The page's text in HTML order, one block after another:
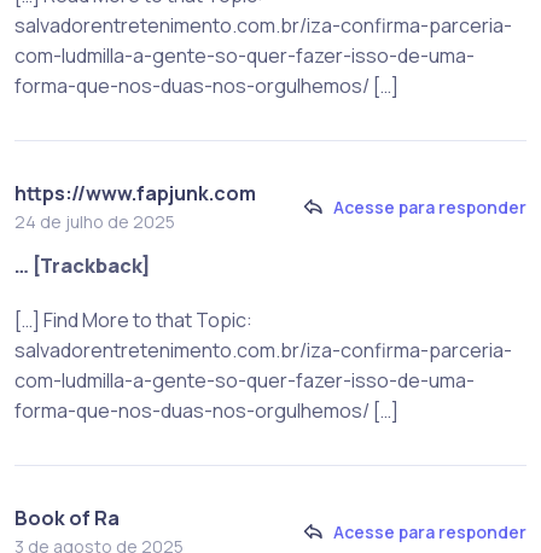
salvadorentretenimento.com.br/iza-confirma-parceria-
com-ludmilla-a-gente-so-quer-fazer-isso-de-uma-
forma-que-nos-duas-nos-orgulhemos/ […]
https://www.fapjunk.com
24 de julho de 2025
Acesse para responder
… [Trackback]
[…] Find More to that Topic:
salvadorentretenimento.com.br/iza-confirma-parceria-
com-ludmilla-a-gente-so-quer-fazer-isso-de-uma-
forma-que-nos-duas-nos-orgulhemos/ […]
Book of Ra
3 de agosto de 2025
Acesse para responder